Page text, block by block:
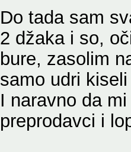
Do tada sam
2 džaka i so,
bure, zasolim
samo udri
I naravno da
preprodavci i